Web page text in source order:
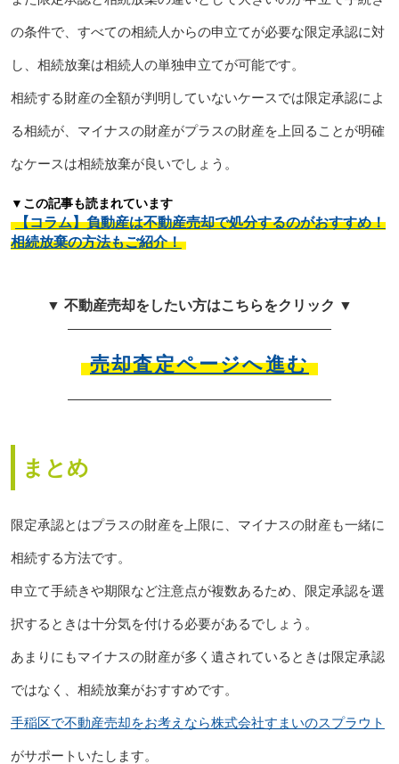
の条件で、すべての相続人からの申立てが必要な限定承認に対
し、相続放棄は相続人の単独申立てが可能です。
相続する財産の全額が判明していないケースでは限定承認によ
る相続が、マイナスの財産がプラスの財産を上回ることが明確
なケースは相続放棄が良いでしょう。
▼この記事も読まれています
【コラム】負動産は不動産売却で処分するのがおすすめ！
相続放棄の方法もご紹介！
▼ 不動産売却をしたい方はこちらをクリック ▼
売却査定ページへ進む
まとめ
限定承認とはプラスの財産を上限に、マイナスの財産も一緒に
相続する方法です。
申立て手続きや期限など注意点が複数あるため、限定承認を選
択するときは十分気を付ける必要があるでしょう。
あまりにもマイナスの財産が多く遺されているときは限定承認
ではなく、相続放棄がおすすめです。
手稲区で不動産売却をお考えなら株式会社すまいのスプラウト
がサポートいたします。